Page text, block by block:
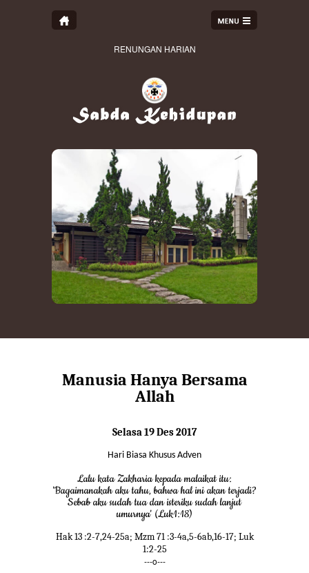
RENUNGAN HARIAN
Manusia Hanya Bersama
Allah
Selasa 19 Des 2017
Hari Biasa Khusus Adven
Lalu kata Zakharia kepada malaikat itu:
'Bagaimanakah aku tahu, bahwa hal ini akan terjadi?
Sebab aku sudah tua dan isteriku sudah lanjut
umurnya' (Luk1:18)
Hak 13 :2-7,24-25a; Mzm 71 :3-4a,5-6ab,16-17; Luk
1:2-25
---o---